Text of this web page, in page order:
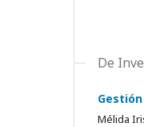
De
Mélida